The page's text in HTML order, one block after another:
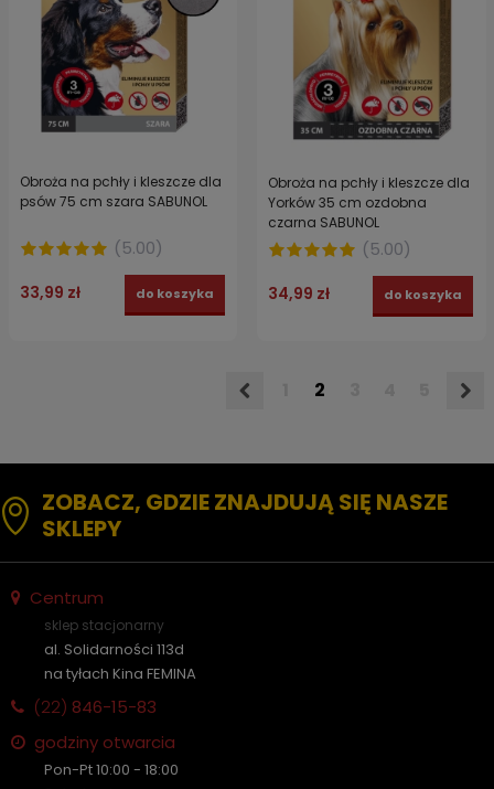
Obroża na pchły i kleszcze dla
psów 75 cm szara SABUNOL
(5.00)
33,99 zł do koszyka
Obroża na pchły i kleszcze dla
Yorków 35 cm ozdobna
czarna SABUNOL
(5.00)
34,99 zł do koszyka
2
ZOBACZ, GDZIE ZNAJDUJĄ SIĘ NASZE
SKLEPY
Centrum
sklep stacjonarny
al. Solidarności 113d
na tyłach Kina FEMINA
(22) 846-15-83
godziny otwarcia
Pon-Pt 10:00 - 18:00